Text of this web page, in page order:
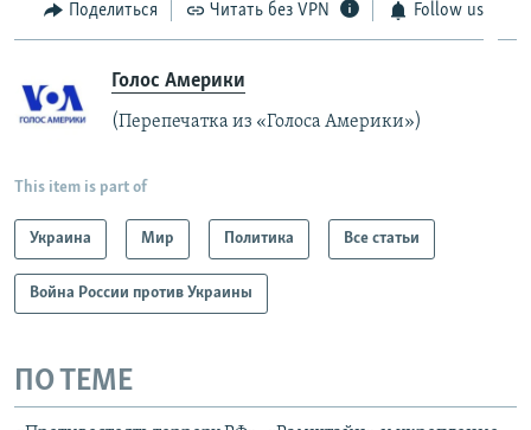
Поделиться Читать без VPN Follow us
Голос Америки
(Перепечатка из «Голоса Америки»)
This item is part of
Украина Мир Политика Все статьи
Война России против Украины
ПО ТЕМЕ